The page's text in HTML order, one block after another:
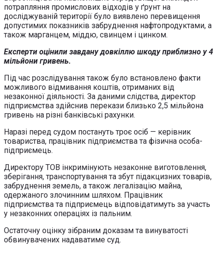
потрапляння промислових відходів у ґрунт на
досліджуваній території було виявлено перевищення
допустимих показників забруднення нафтопродуктами, а
також марганцем, міддю, свинцем і цинком.
Експерти оцінили завдану довкіллю шкоду приблизно у 4
мільйони гривень.
Під час розслідування також було встановлено факти
можливого відмивання коштів, отриманих від
незаконної діяльності. За даними слідства, директор
підприємства здійснив перекази близько 2,5 мільйона
гривень на різні банківські рахунки.
Наразі перед судом постануть троє осіб — керівник
товариства, працівник підприємства та фізична особа-
підприємець.
Директору ТОВ інкримінують незаконне виготовлення,
зберігання, транспортування та збут підакцизних товарів,
забруднення земель, а також легалізацію майна,
одержаного злочинним шляхом. Працівник
підприємства та підприємець відповідатимуть за участь
у незаконних операціях із пальним.
Остаточну оцінку зібраним доказам та винуватості
обвинувачених надаватиме суд.